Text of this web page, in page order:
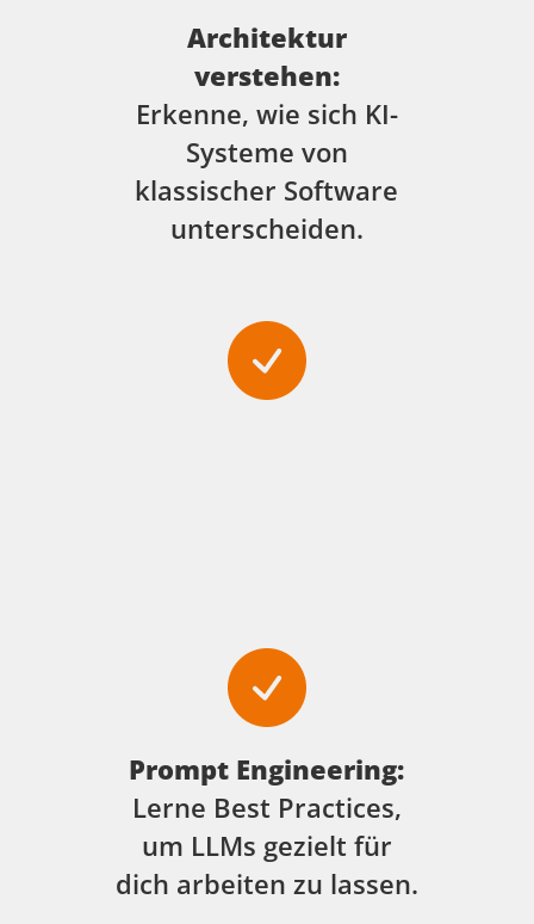
Architektur
verstehen:
Erkenne, wie sich KI-
Systeme von
klassischer Software
unterscheiden.
Prompt Engineering:
Lerne Best Practices,
um LLMs gezielt für
dich arbeiten zu lassen.